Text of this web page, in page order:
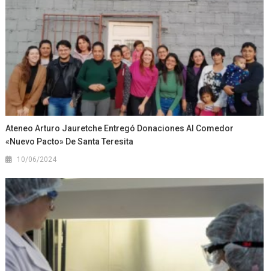
Ateneo Arturo Jauretche Entregó Donaciones Al Comedor
«Nuevo Pacto» De Santa Teresita
10/06/2024